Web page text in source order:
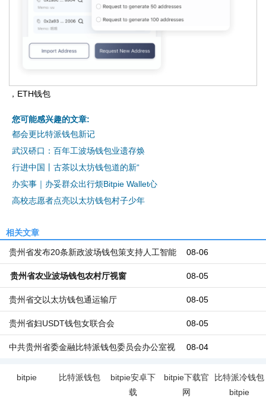
，ETH钱包
您可能感兴趣的文章:
都会更比特派钱包新记
武汉硚口：百年工波场钱包业遗存焕
行进中国丨古茶以太坊钱包道的新“
办实事｜办妥群众出行烦Bitpie Wallet心
高校志愿者点亮以太坊钱包村子少年
相关文章
08-06
贵州省发布20条新政波场钱包策支持人工智能
成长 08-05
贵州省农业波场钱包农村厅视窗
08-05
贵州省交以太坊钱包通运输厅
08-05
贵州省妇USDT钱包女联合会
08-04
中共贵州省委金融比特派钱包委员会办公室视
bitpie 比特派钱包
bitpie安卓下
载
bitpie下载官
网
比特派冷钱包
bitpie